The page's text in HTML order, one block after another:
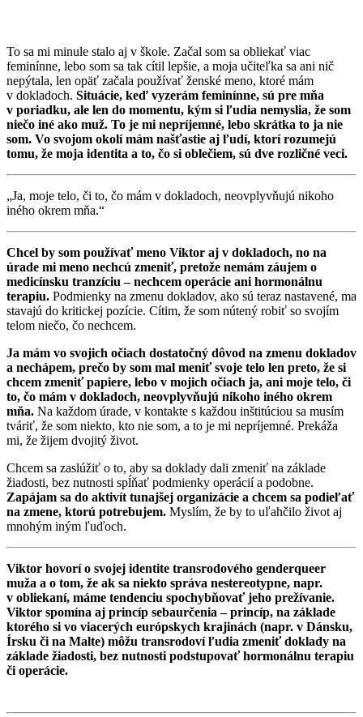
To sa mi minule stalo aj v škole. Začal som sa obliekať viac
feminínne, lebo som sa tak cítil lepšie, a moja učiteľka sa ani nič
nepýtala, len opäť začala používať ženské meno, ktoré mám
v dokladoch. Situácie, keď vyzerám feminínne, sú pre mňa
v poriadku, ale len do momentu, kým si ľudia nemyslia, že som
niečo iné ako muž. To je mi nepríjemné, lebo skrátka to ja nie
som. Vo svojom okolí mám našťastie aj ľudí, ktorí rozumejú
tomu, že moja identita a to, čo si oblečiem, sú dve rozličné veci.
„Ja, moje telo, či to, čo mám v dokladoch, neovplyvňujú nikoho
iného okrem mňa.“
Chcel by som používať meno Viktor aj v dokladoch, no na
úrade mi meno nechcú zmeniť, pretože nemám záujem o
medicínsku tranzíciu – nechcem operácie ani hormonálnu
terapiu. Podmienky na zmenu dokladov, ako sú teraz nastavené, ma
stavajú do kritickej pozície. Cítim, že som nútený robiť so svojím
telom niečo, čo nechcem.
Ja mám vo svojich očiach dostatočný dôvod na zmenu dokladov
a nechápem, prečo by som mal meniť svoje telo len preto, že si
chcem zmeniť papiere, lebo v mojich očiach ja, ani moje telo, či
to, čo mám v dokladoch, neovplyvňujú nikoho iného okrem
mňa. Na každom úrade, v kontakte s každou inštitúciou sa musím
tváriť, že som niekto, kto nie som, a to je mi nepríjemné. Prekáža
mi, že žijem dvojitý život.
Chcem sa zaslúžiť o to, aby sa doklady dali zmeniť na základe
žiadosti, bez nutnosti spĺňať podmienky operácií a podobne.
Zapájam sa do aktivít tunajšej organizácie a chcem sa podieľať
na zmene, ktorú potrebujem. Myslím, že by to uľahčilo život aj
mnohým iným ľuďoch.
Viktor hovorí o svojej identite transrodového genderqueer
muža a o tom, že ak sa niekto správa nestereotypne, napr.
v obliekaní, máme tendenciu spochybňovať jeho prežívanie.
Viktor spomína aj princíp sebaurčenia – princíp, na základe
ktorého si vo viacerých európskych krajinách (napr. v Dánsku,
Írsku či na Malte) môžu transrodoví ľudia zmeniť doklady na
základe žiadosti, bez nutnosti podstupovať hormonálnu terapiu
či operácie.